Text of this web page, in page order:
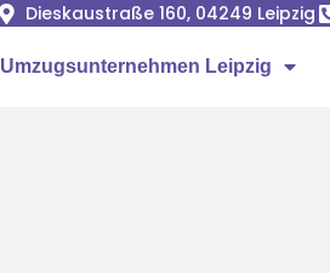
Dieskaustraße 160, 04249 Leipzig
Umzugsunternehmen Leipzig